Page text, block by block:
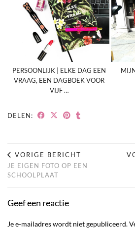
PERSOONLIJK | ELKE DAG EEN
VRAAG, EEN DAGBOEK VOOR
VIJF …
DELEN:
VORIGE BERICHT
JE EIGEN FOTO OP EEN
SCHOOLPLAAT
Geef een reactie
Je e-mailadres wordt niet gepubliceerd.